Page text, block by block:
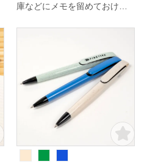
庫などにメモを留めておける